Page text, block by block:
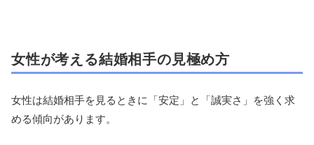
女性が考える結婚相手の見極め方
女性は結婚相手を見るときに「安定」と「誠実さ」を強く求
める傾向があります。